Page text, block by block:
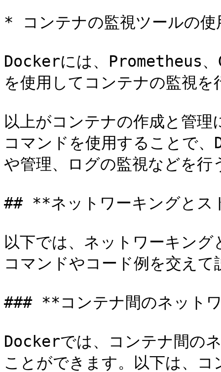
* コンテナの監視ツールの
Dockerには、Prometheus
を使用してコンテナの監視
以上がコンテナの作成と管
コマンドを使用することで
や管理、ログの監視などを行
## **ネットワーキングとス
以下では、ネットワーキン
コマンドやコード例を交えて
### **コンテナ間のネット
Dockerでは、コンテナ間の
ことができます。以下は、